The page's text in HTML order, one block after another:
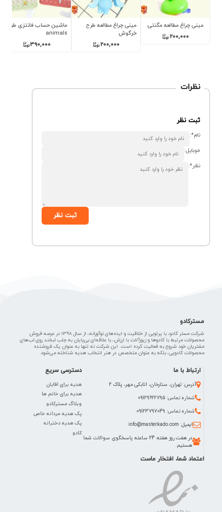
حساب فانتزی طرح
ناخن گیر محافظ دار طرح
حیوانات
ست شش عددی هایلایتر
175,000
نظرات
ثبت نظر
نام*:
موبایل:
نظر*:
ثبت نظر
مسترکادو
شرکت مستر کادو، با پرتویی از خلاقیت و ایده‌های نوآورانه، از سال 1398 در عرصه فروش
محصولات مرتبط با کادوها و زیورآلات با ارزش، با علاقه‌ای بی‌پایان به جلب لبخند روی لب‌های
مشتریان خود شروع به فعالیت کرده است. این شرکت نه تنها به عنوان یک فروشنده
محصولات کادویی، بلکه به عنوان متخصص در هنر انتخاب هدیه شناخته می‌شود.
ارتباط با ما
آدرس: تهران، ستارخان، اتابکی مهر، پلاک 2
شماره تماس: 09129622795
شماره تماس: 09123797049
ایمیل: info@masterkado.com
در هفت روز هفته 24 ساعته پاسخگوی سوالات شما
هستیم.
دسترسی سریع
هدیه برای اقایان
هدیه برای خانم ها
وبلاگ مسترکادو
پک هدیه مردانه خاص
پک هدیه دخترانه
کادو
اعتماد شما، افتخار ماست